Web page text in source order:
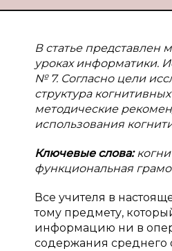
В статье представлен
уроках информатики.
№ 7. Согласно цели
структура
методические
использования
Ключевые слова:
функциональная
Все учителя в
тому предмету,
информацию ни в
содержания среднего